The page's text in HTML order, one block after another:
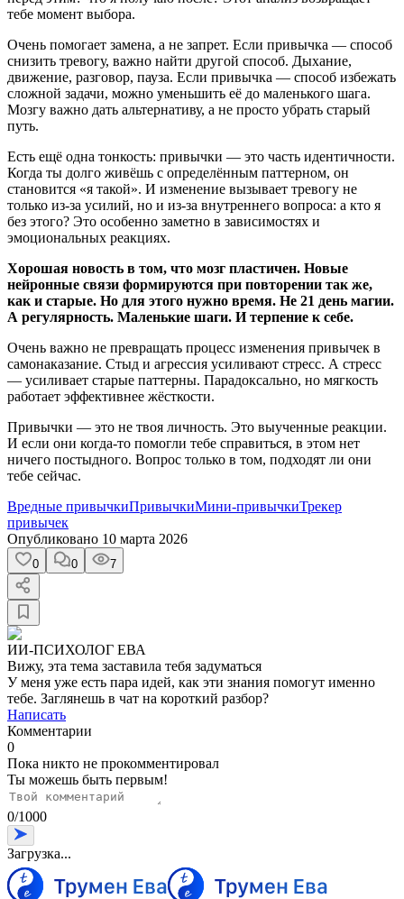
тебе момент выбора.
Очень помогает замена, а не запрет. Если привычка — способ
снизить тревогу, важно найти другой способ. Дыхание,
движение, разговор, пауза. Если привычка — способ избежать
сложной задачи, можно уменьшить её до маленького шага.
Мозгу важно дать альтернативу, а не просто убрать старый
путь.
Есть ещё одна тонкость: привычки — это часть идентичности.
Когда ты долго живёшь с определённым паттерном, он
становится «я такой». И изменение вызывает тревогу не
только из-за усилий, но и из-за внутреннего вопроса: а кто я
без этого? Это особенно заметно в зависимостях и
эмоциональных реакциях.
Хорошая новость в том, что мозг пластичен. Новые
нейронные связи формируются при повторении так же,
как и старые. Но для этого нужно время. Не 21 день магии.
А регулярность. Маленькие шаги. И терпение к себе.
Очень важно не превращать процесс изменения привычек в
самонаказание. Стыд и агрессия усиливают стресс. А стресс
— усиливает старые паттерны. Парадоксально, но мягкость
работает эффективнее жёсткости.
Привычки — это не твоя личность. Это выученные реакции.
И если они когда-то помогли тебе справиться, в этом нет
ничего постыдного. Вопрос только в том, подходят ли они
тебе сейчас.
Вредные привычкиПривычкиМини-привычкиТрекер
привычек
Опубликовано 10 марта 2026
0 0 7
ИИ-ПСИХОЛОГ ЕВА
Вижу, эта тема заставила тебя задуматься
У меня уже есть пара идей, как эти знания помогут именно
тебе. Заглянешь в чат на короткий разбор?
Написать
Комментарии
0
Пока никто не прокомментировал
Ты можешь быть первым!
0/1000
Загрузка...